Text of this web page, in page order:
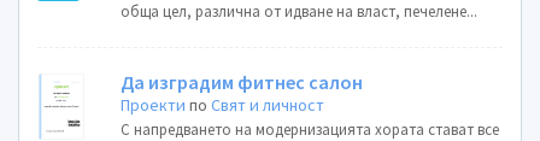
обща цел, различна от идване на власт, печелене...
Да изградим фитнес салон
Проекти поСвят и личност
С напредването на модернизацията хората стават все